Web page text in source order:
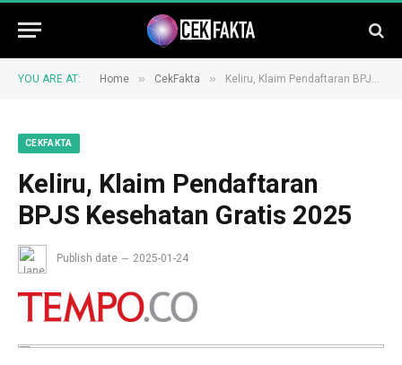
YOU ARE AT: Home » CekFakta » Keliru, Klaim Pendaftaran BPJS Kesehatan Gratis 2025
CEKFAKTA
Keliru, Klaim Pendaftaran
BPJS Kesehatan Gratis 2025
Publish date 2025-01-24